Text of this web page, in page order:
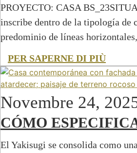
PROYECTO: CASA
inscribe dentro de la tipología de
predominio de líneas
PER SAPERNE DI PIÙ
Novembre 24,
CÓMO
El Yakisugi se consolida como